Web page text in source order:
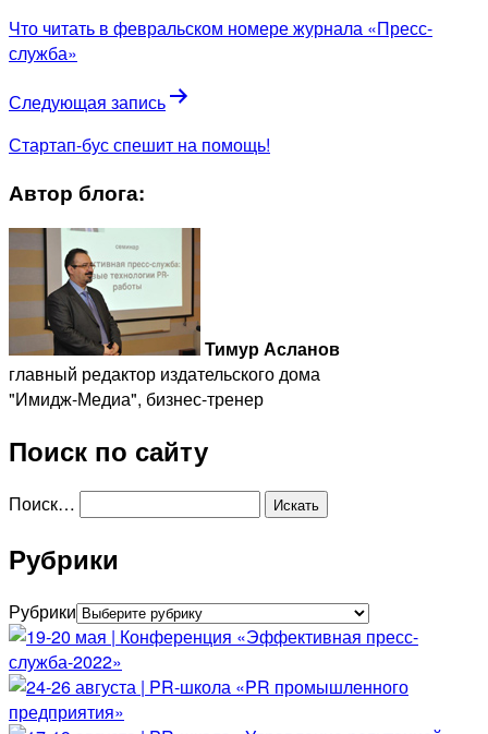
Что читать в февральском номере журнала «Пресс-
служба»
Следующая запись
Стартап-бус спешит на помощь!
Автор блога:
Тимур Асланов
главный редактор издательского дома
"Имидж-Медиа", бизнес-тренер
Поиск по сайту
Поиск…
Рубрики
Рубрики